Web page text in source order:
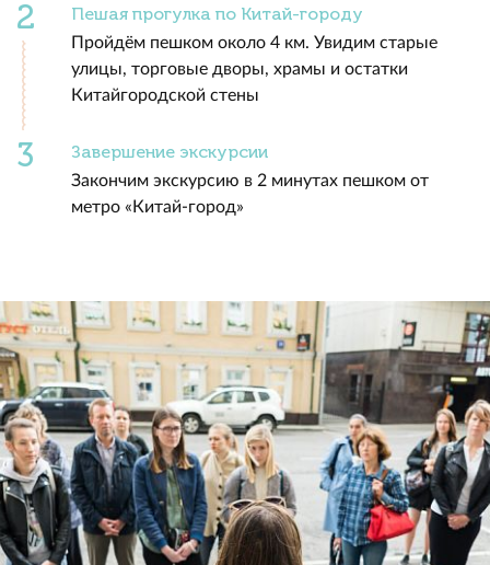
Пешая прогулка по Китай-городу
Пройдём пешком около 4 км. Увидим старые
улицы, торговые дворы, храмы и остатки
Китайгородской стены
Завершение экскурсии
Закончим экскурсию в 2 минутах пешком от
метро «Китай-город»